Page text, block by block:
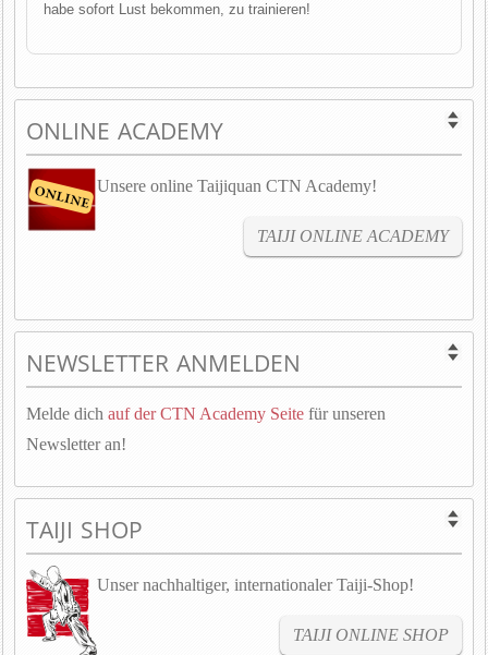
habe sofort Lust bekommen, zu trainieren!
ONLINE ACADEMY
Unsere online Taijiquan CTN Academy!
TAIJI ONLINE ACADEMY
NEWSLETTER ANMELDEN
Melde dich auf der CTN Academy Seite für unseren
Newsletter an!
TAIJI SHOP
Unser nachhaltiger, internationaler Taiji-Shop!
TAIJI ONLINE SHOP